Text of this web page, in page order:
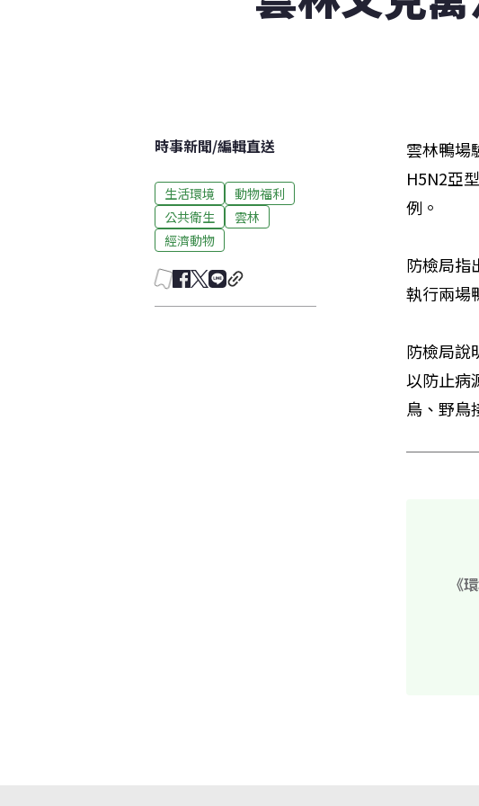
時事新聞/編輯直送
生活環境
動物福利
公共衛生
雲林
經濟動物
雲林鴨場
H5N2亞
例。
防檢局指
執行兩場
防檢局說
以防止病
鳥、野鳥
《